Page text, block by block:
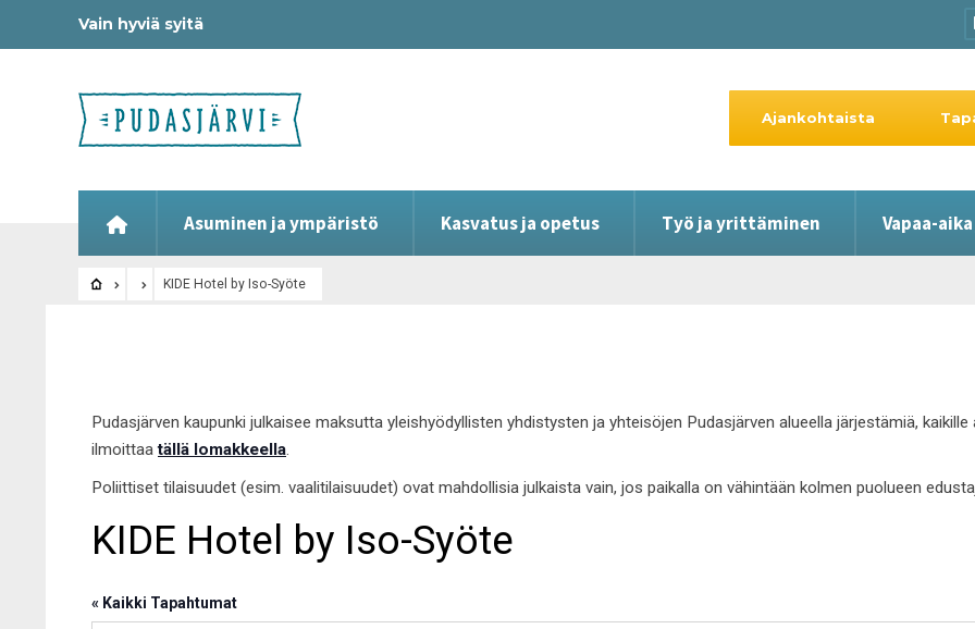
Vain hyviä syitä
Asuminen ja ympäristö Kasvatus ja opetus Työ ja yrittäminen Vapaa-
Ajankohtaista
KIDE Hotel by Iso-Syöte
Pudasjärven kaupunki julkaisee maksutta yleishyödyllisten yhdistysten ja yhteisöjen Pudasjärven alueella järjestämiä,
ilmoittaatällä lomakkeella.
Poliittiset tilaisuudet (esim. vaalitilaisuudet) ovat mahdollisia julkaista vain, jos paikalla on vähintään kolmen puolueen
KIDE Hotel by Iso-Syöte
« Kaikki Tapahtumat